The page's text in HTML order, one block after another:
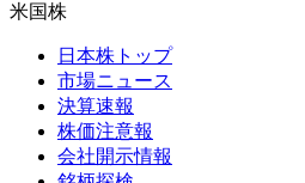
米国株
日本株トップ
市場ニュース
決算速報
株価注意報
会社開示情報